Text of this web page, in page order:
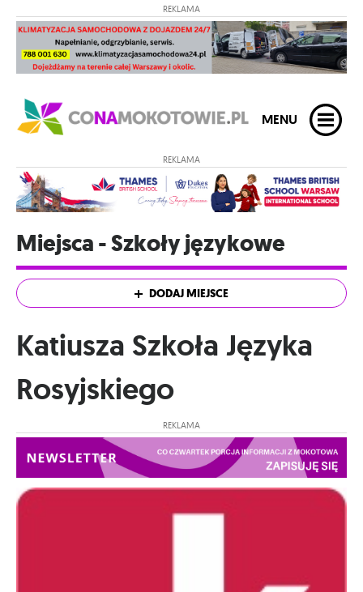
REKLAMA
MENU
REKLAMA
Miejsca - Szkoły językowe
DODAJ MIEJSCE
Katiusza Szkoła Języka
Rosyjskiego
REKLAMA